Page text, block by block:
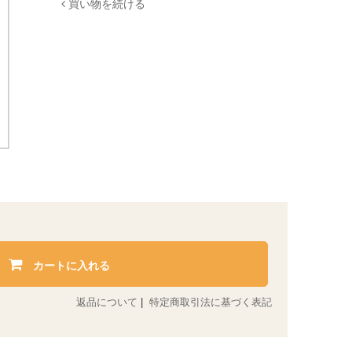
買い物を続ける
カートに入れる
返品について 特定商取引法に基づく表記